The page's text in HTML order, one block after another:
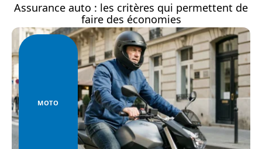
Assurance auto : les critères qui permettent de
faire des économies
MOTO